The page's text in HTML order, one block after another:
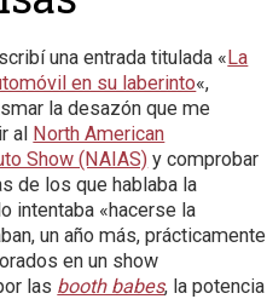
una entrada titulada «La
en su laberinto«,
la desazón que me
al North American
Show (NAIAS) y comprobar
de los que hablaba la
intentaba «hacerse la
un año más, prácticamente
en un show
las booth babes, la potencia